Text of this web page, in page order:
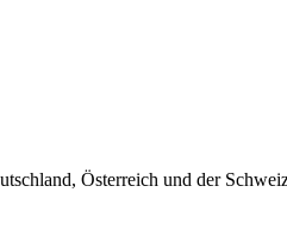
Österreich und der